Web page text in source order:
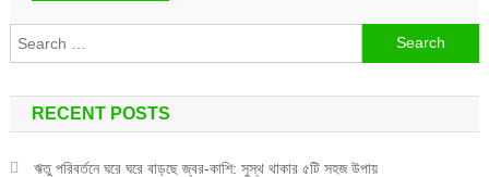
Search
for:
RECENT POSTS
ঋতু পরিবর্তনে ঘরে ঘরে বাড়ছে জ্বর-কাশি: সুস্থ থাকার ৫টি সহজ উপায়